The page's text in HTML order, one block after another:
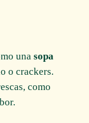
unasopa
o crackers.
como